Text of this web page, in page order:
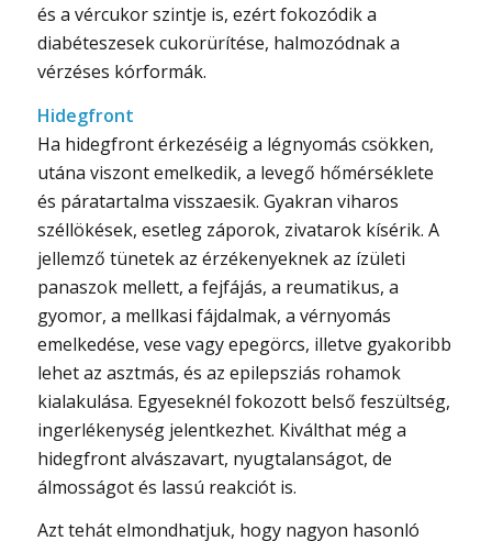
és a vércukor szintje is, ezért fokozódik a
diabéteszesek cukorürítése, halmozódnak a
vérzéses kórformák.
Hidegfront
Ha hidegfront érkezéséig a légnyomás csökken,
utána viszont emelkedik, a levegő hőmérséklete
és páratartalma visszaesik. Gyakran viharos
széllökések, esetleg záporok, zivatarok kísérik. A
jellemző tünetek az érzékenyeknek az ízületi
panaszok mellett, a fejfájás, a reumatikus, a
gyomor, a mellkasi fájdalmak, a vérnyomás
emelkedése, vese vagy epegörcs, illetve gyakoribb
lehet az asztmás, és az epilepsziás rohamok
kialakulása. Egyeseknél fokozott belső feszültség,
ingerlékenység jelentkezhet. Kiválthat még a
hidegfront alvászavart, nyugtalanságot, de
álmosságot és lassú reakciót is.
Azt tehát elmondhatjuk, hogy nagyon hasonló